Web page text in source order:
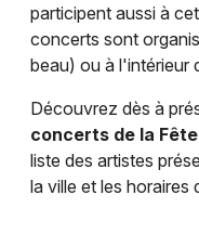
participent aussi à
concerts sont
beau) ou à l'intérieur
Découvrez dès à
concerts de la
liste des artistes
la ville et les horaires